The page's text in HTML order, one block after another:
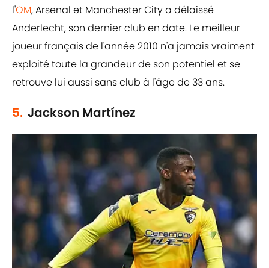
l'OM, Arsenal et Manchester City a délaissé
Anderlecht, son dernier club en date. Le meilleur
joueur français de l'année 2010 n'a jamais vraiment
exploité toute la grandeur de son potentiel et se
retrouve lui aussi sans club à l'âge de 33 ans.
5. Jackson Martínez